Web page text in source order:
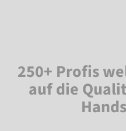
250+ Profis
auf die